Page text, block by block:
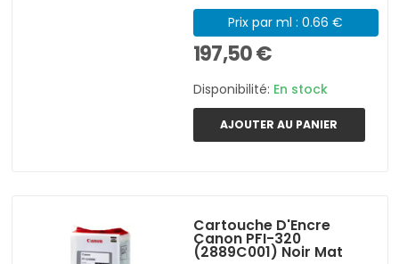
Prix par ml : 0.66 €
197,50 €
Disponibilité: En stock
AJOUTER AU PANIER
Cartouche D'Encre
Canon PFI-320
(2889C001) Noir Mat